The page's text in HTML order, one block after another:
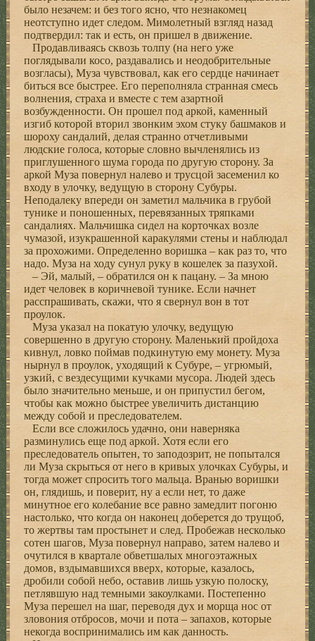
было незачем: и без того ясно, что незнакомец
неотступно идет следом. Мимолетный взгляд назад
подтвердил: так и есть, он пришел в движение.
Продавливаясь сквозь толпу (на него уже
поглядывали косо, раздавались и неодобрительные
возгласы), Муза чувствовал, как его сердце начинает
биться все быстрее. Его переполняла странная смесь
волнения, страха и вместе с тем азартной
возбужденности. Он прошел под аркой, каменный
изгиб которой вторил звонким эхом стуку башмаков и
шороху сандалий, делая странно отчетливыми
людские голоса, которые словно вычленялись из
приглушенного шума города по другую сторону. За
аркой Муза повернул налево и трусцой засеменил ко
входу в улочку, ведущую в сторону Субуры.
Неподалеку впереди он заметил мальчика в грубой
тунике и поношенных, перевязанных тряпками
сандалиях. Мальчишка сидел на корточках возле
чумазой, изукрашенной каракулями стены и наблюдал
за прохожими. Определенно воришка – как раз то, что
надо. Муза на ходу сунул руку в кошелек за пазухой.
– Эй, малый, – обратился он к пацану. – За мною
идет человек в коричневой тунике. Если начнет
расспрашивать, скажи, что я свернул вон в тот
проулок.
Муза указал на покатую улочку, ведущую
совершенно в другую сторону. Маленький пройдоха
кивнул, ловко поймав подкинутую ему монету. Муза
нырнул в проулок, уходящий к Субуре, – угрюмый,
узкий, с вездесущими кучками мусора. Людей здесь
было значительно меньше, и он припустил бегом,
чтобы как можно быстрее увеличить дистанцию
между собой и преследователем.
Если все сложилось удачно, они наверняка
разминулись еще под аркой. Хотя если его
преследователь опытен, то заподозрит, не попытался
ли Муза скрыться от него в кривых улочках Субуры, и
тогда может спросить того мальца. Вранью воришки
он, глядишь, и поверит, ну а если нет, то даже
минутное его колебание все равно замедлит погоню
настолько, что когда он наконец доберется до трущоб,
то жертвы там простынет и след. Пробежав несколько
сотен шагов, Муза повернул направо, затем налево и
очутился в квартале обветшалых многоэтажных
домов, вздымавшихся вверх, которые, казалось,
дробили собой небо, оставив лишь узкую полоску,
петлявшую над темными закоулками. Постепенно
Муза перешел на шаг, переводя дух и морща нос от
зловония отбросов, мочи и пота – запахов, которые
некогда воспринимались им как данность.